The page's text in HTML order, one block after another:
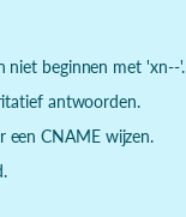
niet beginnen met 'xn--'.
antwoorden.
een CNAME wijzen.